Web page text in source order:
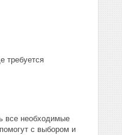
требуется
все необходимые
с выбором и